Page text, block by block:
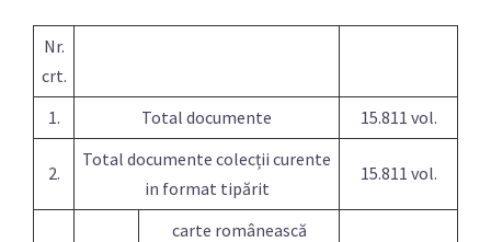
Nr.
crt.
1.
Total documente 15.811 vol.
2.
Total documente colecții curente
in format tipărit
15.811 vol.
carte românească